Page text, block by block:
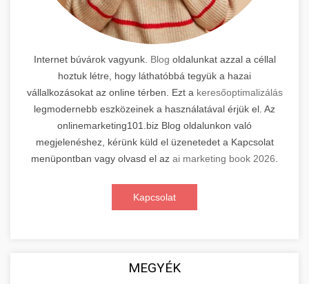
Internet búvárok vagyunk. Blog oldalunkat azzal a céllal
hoztuk létre, hogy láthatóbbá tegyük a hazai
vállalkozásokat az online térben. Ezt a keresőoptimalizálás
legmodernebb eszközeinek a használatával érjük el. Az
onlinemarketing101.biz Blog oldalunkon való
megjelenéshez, kérünk küld el üzenetedet a Kapcsolat
menüpontban vagy olvasd el az ai marketing book 2026
Kapcsolat
MEGYÉK